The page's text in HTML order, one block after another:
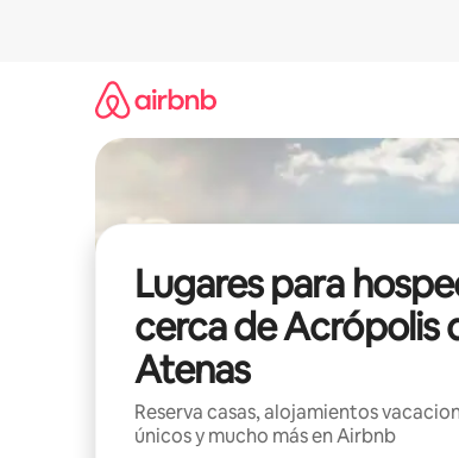
Lugares para
cerca de Acrópolis
Atenas
Reserva casas, alojamientos
únicos y mucho más en Airbnb